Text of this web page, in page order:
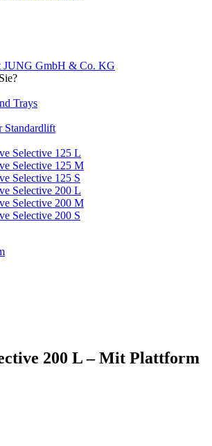
JUNG GmbH & Co. KG
Trays
Standardlift
Selective 125 L
Selective 125 M
Selective 125 S
Selective 200 L
Selective 200 M
Selective 200 S
200 L – Mit Plattform